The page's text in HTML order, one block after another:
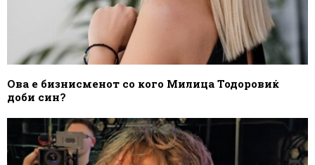
Ова е бизнисменот со кого Милица Тодоровиќ
доби син?